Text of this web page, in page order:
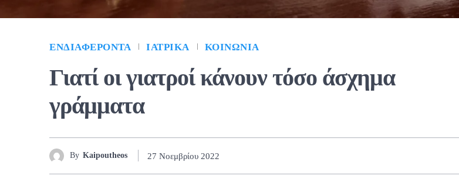
ΕΝΔΙΑΦΈΡΟΝΤΑ ΙΑΤΡΙΚΆ ΚΟΙΝΩΝΊΑ
Γιατί οι γιατροί κάνουν τόσο άσχημα
γράμματα
By Kaipoutheos 27 Νοεμβρίου 2022